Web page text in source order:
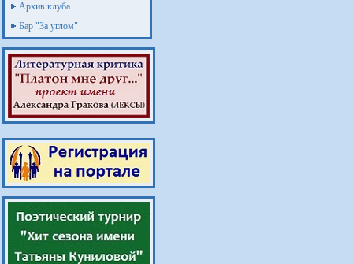
Архив клуба
Бар "За углом"